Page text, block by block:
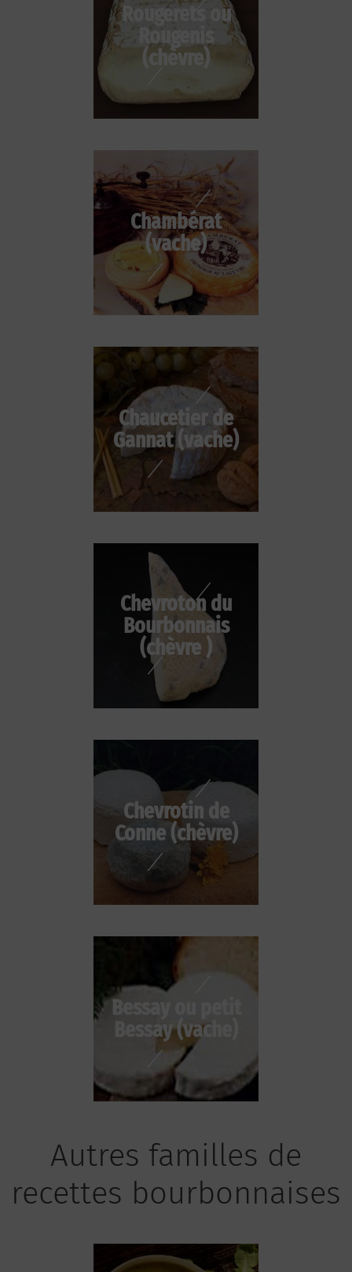
Rougerets ou
Rougenis
(chèvre)
Chambérat
(vache)
Chaucetier de
Gannat (vache)
Chevroton du
Bourbonnais
(chèvre )
Chevrotin de
Conne (chèvre)
Bessay ou petit
Bessay (vache)
Autres familles de
recettes bourbonnaises